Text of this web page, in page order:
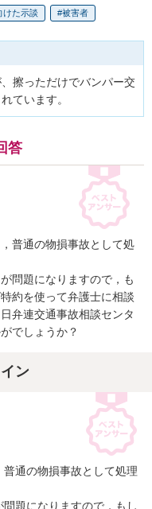
けた示談 被害者
擦っただけでバンパー交
ています。
答
普通の物損事故として処
問題になりますので，も
約を使って弁護士に相談
弁連交通事故相談センタ
でしょうか？
ン
通の物損事故として処理
題になりますので，もし